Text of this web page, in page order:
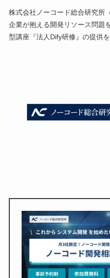
株式会社ノーコード総合研究所
企業が抱える開発リソース問題
型講座『法人Dify研修』の提供